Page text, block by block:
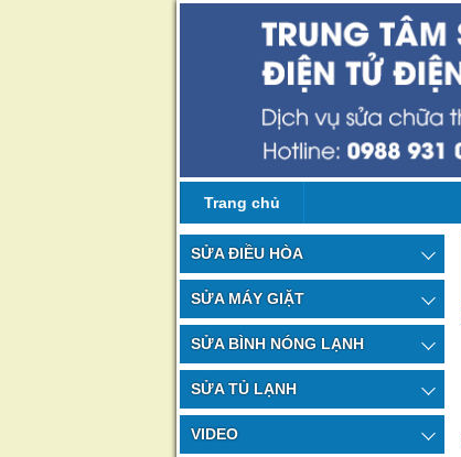
Trang chủ
SỬA ĐIỀU HÒA
SỬA MÁY GIẶT
SỬA BÌNH NÓNG LẠNH
SỬA TỦ LẠNH
VIDEO